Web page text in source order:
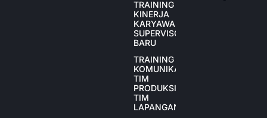
TRAINING
KINERJA
KARYAWAN
SUPERVISOR
BARU
TRAINING
KOMUNIKASI
TIM
PRODUKSI
TIM
LAPANGAN